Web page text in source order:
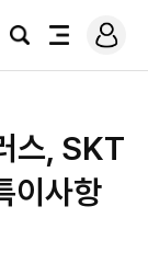
검
전
로
그
스, SKT
이사항